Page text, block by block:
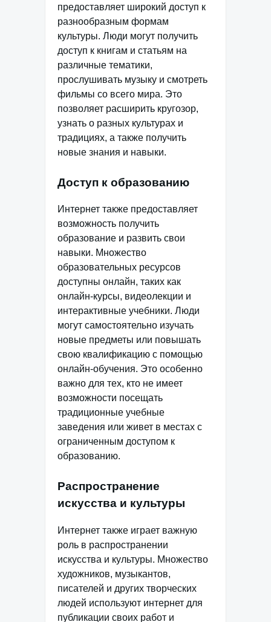
предоставляет широкий доступ к
разнообразным формам
культуры. Люди могут получить
доступ к книгам и статьям на
различные тематики,
прослушивать музыку и смотреть
фильмы со всего мира. Это
позволяет расширить кругозор,
узнать о разных культурах и
традициях, а также получить
новые знания и навыки.
Доступ к образованию
Интернет также предоставляет
возможность получить
образование и развить свои
навыки. Множество
образовательных ресурсов
доступны онлайн, таких как
онлайн-курсы, видеолекции и
интерактивные учебники. Люди
могут самостоятельно изучать
новые предметы или повышать
свою квалификацию с помощью
онлайн-обучения. Это особенно
важно для тех, кто не имеет
возможности посещать
традиционные учебные
заведения или живет в местах с
ограниченным доступом к
образованию.
Распространение
искусства и культуры
Интернет также играет важную
роль в распространении
искусства и культуры. Множество
художников, музыкантов,
писателей и других творческих
людей используют интернет для
публикации своих работ и